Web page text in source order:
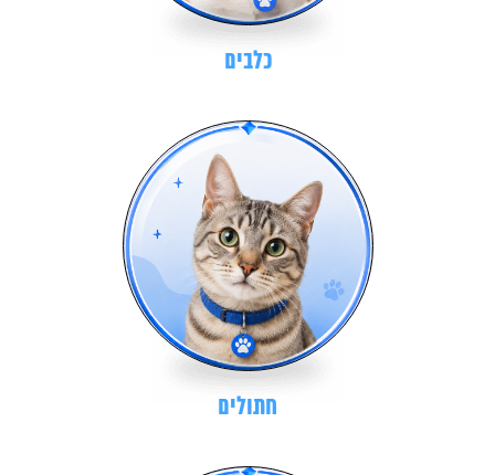
כלבים
חתולים